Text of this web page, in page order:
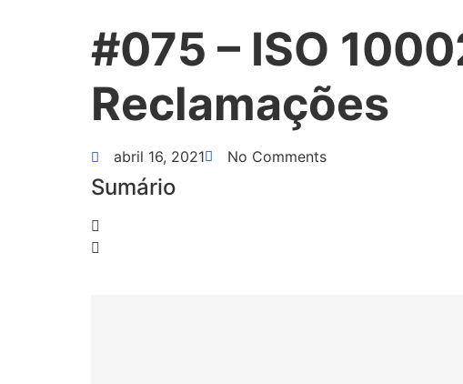
#075 – ISO
Reclamações
abril 16, 2021 No Comments
Sumário